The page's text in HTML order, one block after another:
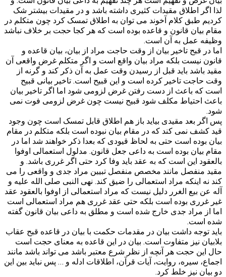
لذا اگر اطلاق مقیدات کثیری داشته باشد و در مقیدات بیشتر شک
کردیم طبق کلام آخوند می توان به اطلاق تمسک کرد چون متکلم در
مقام بیان قانون و قاعده بوده است که هر کجا حجت بر خلاف نباشد
وظیفه عمل به آن است.
اما در قبح تاخیر بیان از وقت حاجت مراد از بیان، بیان قاعده و
قانون نیست بلکه مراد بیان واقع است و اگر متکلم غرض واقعی آن
مقید باشد باید قبل از رسیدن وقت عمل به آن ذکر کند و گرنه از
وقت حاجت تاخیر کرده است و این قبیح است. تاخیر بیانی قبیح
است که باعث از دست رفتن غرض لزومی شود اما اگر تاخیر بیان
باعث احتیاط مکلف شود قبیح نیست چون غرض لزومی فوت نمی
شود.
پس اگر بعد مقیدی بیاید باز هم اطلاق قابل تمسک است چون وجود
قید کشف نمی کند که در مقام بیان نبوده است بلکه متکلم در مقام
بیان بوده است حتی به لحاظ قیودی که بعدا ذکر خواهند شد اما در
مقام بیان بوده است به داعی جعل قانون. مدلول استعمالی اوفوا
بالعقود این است که به عقد باید وفا کرد حتی اگر غرری باشد. و
مقید منفصل مانند مخصص منفصل تبیین مراد جدی و واقعی را می
کند نه اینکه مراد استعمالی را ضیق کند. نهی النبی صلی الله علیه و
آله عن بیع الغرر دلیل نیست که مراد استعمالی از اوفوا بالعقود عقد
غیر غرری بوده است بلکه حتی عقد غرری هم مراد استعمالی است
اما از مراد جدی خارج شده است و مطلق به داعی بیان قانون گفته
شده است.
باید توجه داشت بیان در مقدمات حکمت با بیان در قاعده قبح عقاب
بلابیان نیز متفاوت است. بیان در این قاعده به معنای حجت است
حال این حجت هر آنچه از نظر شرع معتبر باشد می تواند باشد مانند
اجماع، سیره، روایت، آیات قرآن، اطلاقات ادله و … پس نباید بین این
دو بیان نیز خلط کرد.